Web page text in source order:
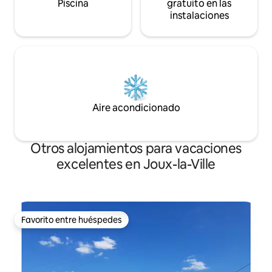
Piscina
gratuito en las
instalaciones
Aire acondicionado
Otros alojamientos para vacaciones
excelentes en Joux-la-Ville
Favorito entre huéspedes
Favorito entre huéspedes